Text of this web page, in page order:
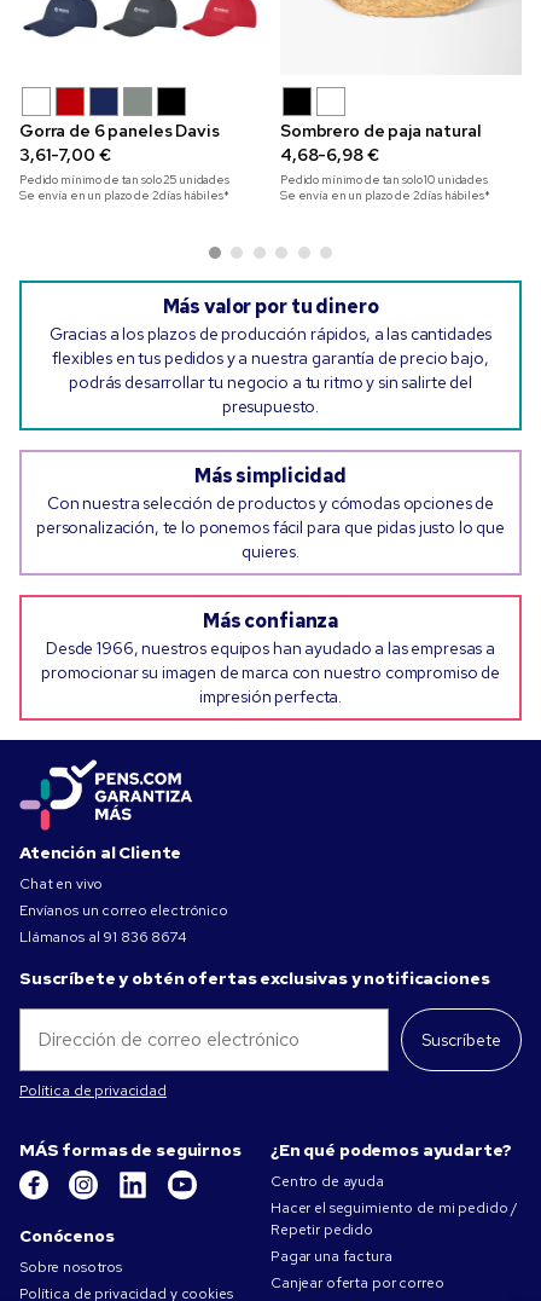
Gorra de 6 paneles Davis
3,61-7,00 €
Pedido mínimo de tan solo25 unidades
Se envía en un plazo de 2 días hábiles*
Sombrero de paja natural
4,68-6,98 €
Pedido mínimo de tan solo10 unidades
Se envía en un plazo de 2 días hábiles*
Más valor por tu dinero
Gracias a los plazos de producción rápidos, a las cantidades
flexibles en tus pedidos y a nuestra garantía de precio bajo,
podrás desarrollar tu negocio a tu ritmo y sin salirte del
presupuesto.
Más simplicidad
Con nuestra selección de productos y cómodas opciones de
personalización, te lo ponemos fácil para que pidas justo lo que
quieres.
Más confianza
Desde 1966, nuestros equipos han ayudado a las empresas a
promocionar su imagen de marca con nuestro compromiso de
impresión perfecta.
Atención al Cliente
Chat en vivo
Envíanos un correo electrónico
Llámanos al 91 836 8674
Suscríbete y obtén ofertas exclusivas y notificaciones
Suscríbete
Política de privacidad
MÁS formas de seguirnos
Conócenos
Sobre nosotros
Política de privacidad y cookies
¿En qué podemos ayudarte?
Centro de ayuda
Hacer el seguimiento de mi pedido /
Repetir pedido
Pagar una factura
Canjear oferta por correo